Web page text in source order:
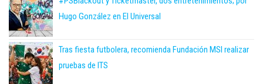
Hugo González en El Universal
Tras fiesta futbolera, recomienda Fundación MSI realizar
pruebas de ITS